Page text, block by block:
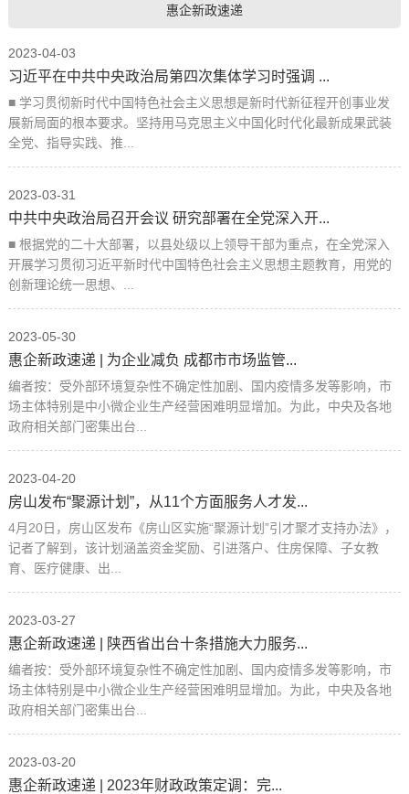
惠企新政速递
2023-04-03
习近平在中共中央政治局第四次集体学习时强调 ...
■ 学习贯彻新时代中国特色社会主义思想是新时代新征程开创事业发
展新局面的根本要求。坚持用马克思主义中国化时代化最新成果武装
全党、指导实践、推...
2023-03-31
中共中央政治局召开会议 研究部署在全党深入开...
■ 根据党的二十大部署，以县处级以上领导干部为重点，在全党深入
开展学习贯彻习近平新时代中国特色社会主义思想主题教育，用党的
创新理论统一思想、...
2023-05-30
惠企新政速递 | 为企业减负 成都市市场监管...
编者按：受外部环境复杂性不确定性加剧、国内疫情多发等影响，市
场主体特别是中小微企业生产经营困难明显增加。为此，中央及各地
政府相关部门密集出台...
2023-04-20
房山发布“聚源计划”，从11个方面服务人才发...
4月20日，房山区发布《房山区实施“聚源计划”引才聚才支持办法》，
记者了解到，该计划涵盖资金奖励、引进落户、住房保障、子女教
育、医疗健康、出...
2023-03-27
惠企新政速递 | 陕西省出台十条措施大力服务...
编者按：受外部环境复杂性不确定性加剧、国内疫情多发等影响，市
场主体特别是中小微企业生产经营困难明显增加。为此，中央及各地
政府相关部门密集出台...
2023-03-20
惠企新政速递 | 2023年财政政策定调：完...